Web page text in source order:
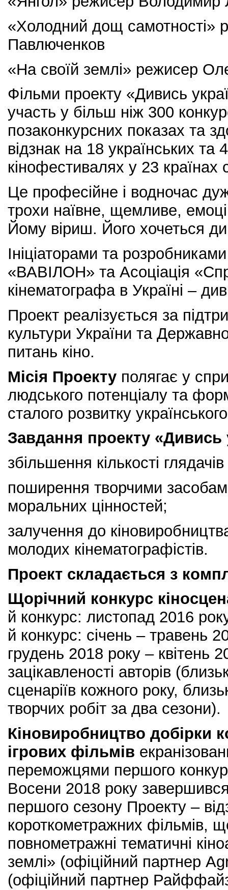
«Холодний дощ самотності»
Павлюченков
«На своїй землі» режисер
Фільми проекту «Дивись
участь у більш ніж 300
позаконкурсних показах та
відзнак на 18 українських та
кінофестивалях у 23 країнах
Це професійне і водночас
трохи наївне, щемливе,
Йому віриш. Його хочеться
Ініціаторами та
«ВАВІЛОН» та Асоціація
кінематографа в Україні –
Проект реалізується за
культури України та
питань кіно.
Місія Проекту полягає у
людського потенціалу та
сталого розвитку
Завдання проекту «Дивись
збільшення кількості
поширення творчими
моральних цінностей;
залучення до
молодих кінематографістів.
Проект складається з
Щорічний конкурс
й конкурс: листопад 2016
й конкурс: січень – травень
грудень 2018 року – квітень
зацікавленості авторів
сценаріїв кожного року,
творчих робіт за два сезони).
Кіновиробництво добірки
ігрових фільмів
переможцями першого
Восени 2018 року
першого сезону Проекту –
короткометражних фільмів,
повнометражні тематичні
землі» (офіційний партнер
(офіційний партнер